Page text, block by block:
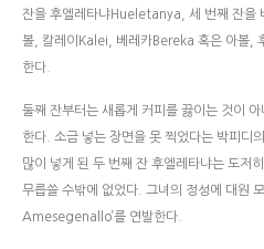
잔을 후엘레타냐Hueletanya, 세 번째 잔을
볼, 칼레이Kalei, 베레카Bereka 혹은 아볼,
한다.
둘째 잔부터는 새롭게 커피를 끓이는 것이
한다. 소금 넣는 장면을 못 찍었다는 박피디
많이 넣게 된 두 번째 잔 후엘레타냐는 도저
무릅쓸 수밖에 없었다. 그녀의 정성에 대원
Amesegenallo’를 연발한다.